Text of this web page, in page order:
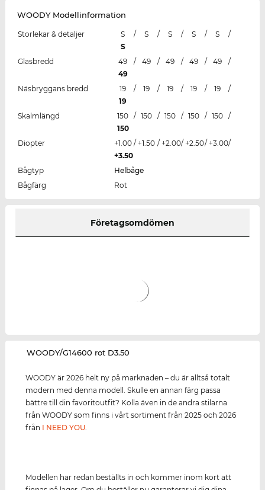
WOODY Modellinformation
Storlekar & detaljer S / S / S / S / S
/
S
Glasbredd
49 / 49 / 49 / 49 / 49
/
49
Näsbryggans bredd
19 / 19 / 19 / 19 / 19
/
19
Skalmlängd
150 / 150 / 150 / 150 / 150 /
150
Diopter
+1.00 / +1.50 / +2.00/ +2.50/ +3.00/
+3.50
Bågtyp
Helbåge
Bågfärg
Rot
Företagsomdömen
‌WOODY/G14600 rot D3.50
WOODY är 2026 helt ny på marknaden – du är alltså totalt
modern med denna modell. Skulle en annan färg passa
bättre till din favoritoutfit? Kolla även in de andra stilarna
från WOODY som finns i vårt sortiment från 2025 och 2026
från I NEED YOU
Modellen har redan beställts in och kommer inom kort att